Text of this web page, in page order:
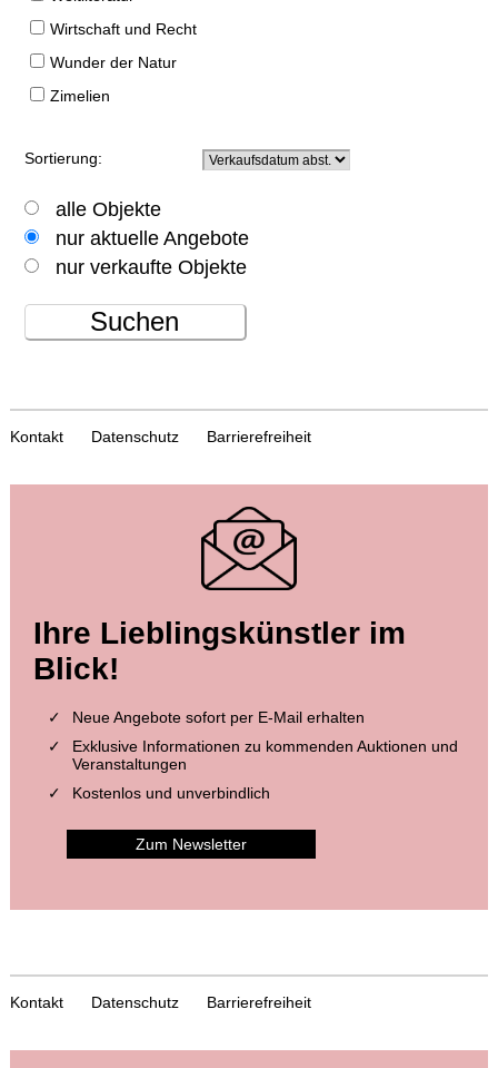
Wirtschaft und Recht
Wunder der Natur
Zimelien
Sortierung:
alle Objekte
nur aktuelle Angebote
nur verkaufte Objekte
Suchen
Kontakt Datenschutz Barrierefreiheit
Ihre Lieblingskünstler im
Blick!
Neue Angebote sofort per E-Mail erhalten
Exklusive Informationen zu kommenden Auktionen und
Veranstaltungen
Kostenlos und unverbindlich
Zum Newsletter
Kontakt Datenschutz Barrierefreiheit